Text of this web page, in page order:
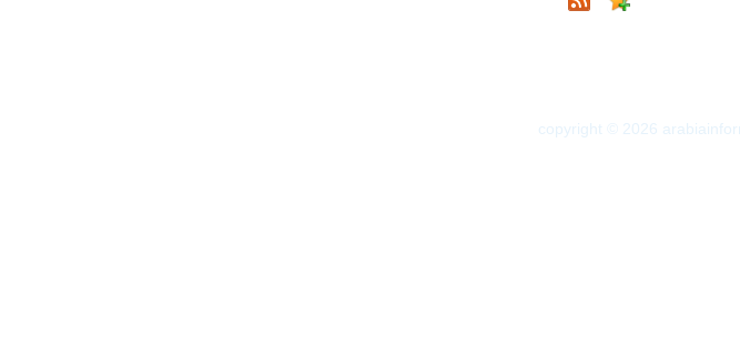
copyright © 2026